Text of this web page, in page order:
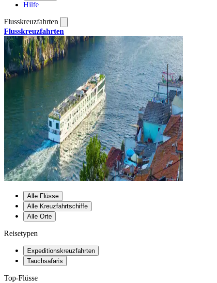
Hilfe
Flusskreuzfahrten
Flusskreuzfahrten
Alle Flüsse
Alle Kreuzfahrtschiffe
Alle Orte
Reisetypen
Expeditionskreuzfahrten
Tauchsafaris
Top-Flüsse